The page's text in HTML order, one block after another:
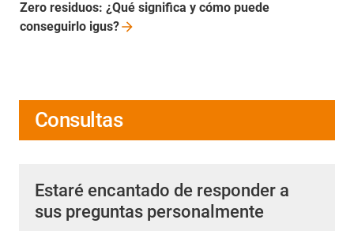
Zero residuos: ¿Qué significa y cómo puede
conseguirlo igus?
Consultas
Estaré encantado de responder a
sus preguntas personalmente